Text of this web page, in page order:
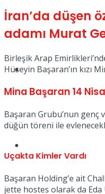
Müzik
İran’da düşen
adamı Murat
Birleşik Arap
Hüseyin Başaran’ın kızı
Mina Başaran 14
Başaran Grubu’nun genç
düğün töreni ile
Uçakta Kimler Vardı
Başaran Holding’e ait
jette hostes olarak da Eda